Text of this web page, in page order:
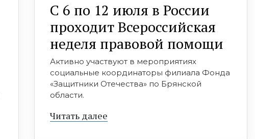
С 6 по 12 июля в России
проходит Всероссийская
неделя правовой помощи
Активно участвуют в мероприятиях
социальные координаторы филиала Фонда
«Защитники Отечества» по Брянской
области.
Читать далее